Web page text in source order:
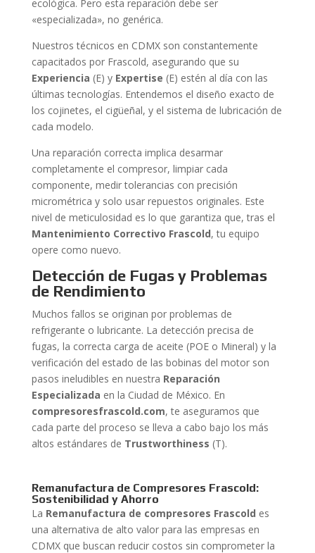
ecológica. Pero esta reparación debe ser
«especializada», no genérica.
Nuestros técnicos en CDMX son constantemente
capacitados por Frascold, asegurando que su
Experiencia (E) y Expertise (E) estén al día con las
últimas tecnologías. Entendemos el diseño exacto de
los cojinetes, el cigüeñal, y el sistema de lubricación de
cada modelo.
Una reparación correcta implica desarmar
completamente el compresor, limpiar cada
componente, medir tolerancias con precisión
micrométrica y solo usar repuestos originales. Este
nivel de meticulosidad es lo que garantiza que, tras el
Mantenimiento Correctivo Frascold, tu equipo
opere como nuevo.
Detección de Fugas y Problemas
de Rendimiento
Muchos fallos se originan por problemas de
refrigerante o lubricante. La detección precisa de
fugas, la correcta carga de aceite (POE o Mineral) y la
verificación del estado de las bobinas del motor son
pasos ineludibles en nuestra Reparación
Especializada en la Ciudad de México. En
compresoresfrascold.com, te aseguramos que
cada parte del proceso se lleva a cabo bajo los más
altos estándares de Trustworthiness (T).
Remanufactura de Compresores Frascold:
Sostenibilidad y Ahorro
La Remanufactura de compresores Frascold es
una alternativa de alto valor para las empresas en
CDMX que buscan reducir costos sin comprometer la